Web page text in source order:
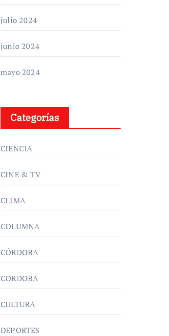
julio 2024
junio 2024
mayo 2024
Categorías
CIENCIA
CINE & TV
CLIMA
COLUMNA
CÓRDOBA
CORDOBA
CULTURA
DEPORTES